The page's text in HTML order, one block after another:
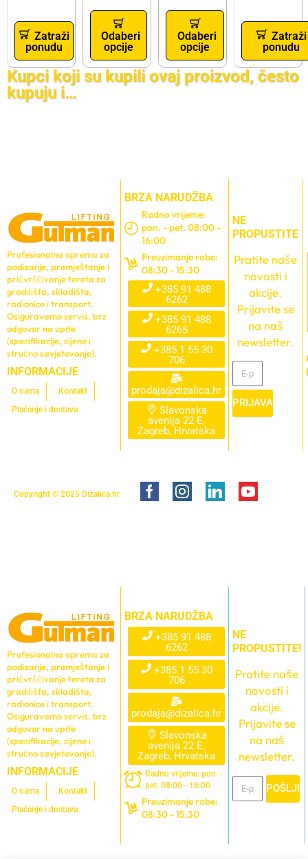
Zatraži
ponudu
Odaberi
opcije
Odaberi
opcije
Zatraži
ponudu
Kupci koji su kupili ovaj proizvod, često
kupuju i…
Profesionalna oprema za
podizanje, premještanje i
pričvršćivanje tereta za
gradilišta, skladišta,
radionice i transport.
Osiguravamo servis, brz
odgovor na upite
(specifikacije, cijene i
stručno savjetovanje).
INFORMACIJE
O nama
Kontakt
Plaćanje i dostava
BRZA NARUDŽBA
Radno vrijeme:
pon. - pet. 08:00 -
16:00
Preuzimanje robe:
08:30 - 15:30
+385 91 488
6262
+385 91 488
6265
+385 1 55 30
706
prodaja@dizalica.hr
Slavonska
avenija 22 E,
Zagreb, Hrvatska
NE
PROPUSTITE
Pratite naše
novosti i
akcije.
Prijavite se
na naš
newsletter.
PRIJAVA
Copyright © 2025 Dizalica.hr
Profesionalna oprema za
podizanje, premještanje i
pričvršćivanje tereta za
gradilišta, skladišta,
radionice i transport.
Osiguravamo servis, brz
odgovor na upite
(specifikacije, cijene i
stručno savjetovanje).
INFORMACIJE
O nama
Kontakt
Plaćanje i dostava
BRZA NARUDŽBA
+385 91 488
6262
+385 1 55 30
706
prodaja@dizalica.hr
Slavonska
avenija 22 E,
Zagreb, Hrvatska
Radno vrijeme: pon. -
pet. 08:00 - 16:00
Preuzimanje robe:
08:30 - 15:30
NE
PROPUSTITE!
Pratite naše
novosti i
akcije.
Prijavite se
na naš
newsletter.
POŠLJI